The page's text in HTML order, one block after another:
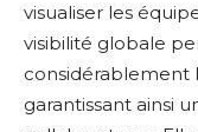
visualiser les
visibilité globale
considérablement
garantissant ainsi